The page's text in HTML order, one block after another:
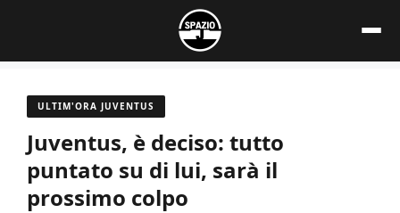
contenuto
ULTIM'ORA JUVENTUS
Juventus, è deciso: tutto
puntato su di lui, sarà il
prossimo colpo